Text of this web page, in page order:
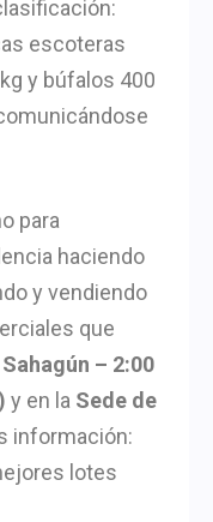
escoteras
y búfalos 400
para
haciendo
y vendiendo
que
– 2:00
y en la Sede de
información:
lotes